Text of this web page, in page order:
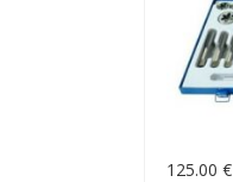
125.00 €